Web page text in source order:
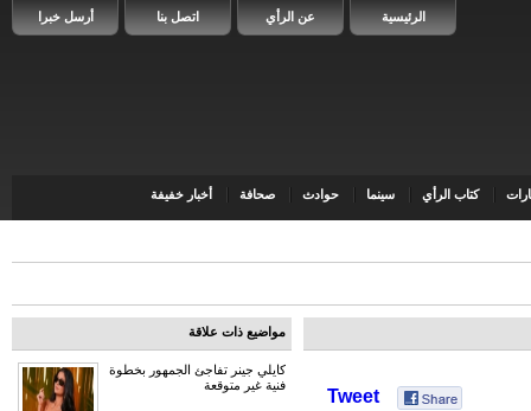
أرسل خبرا اتصل بنا عن الرأي الرئيسية
كتاب الرأي سينما حوادث صحافة أخبار خفيفة
Tweet
مواضيع ذات علاقة
كايلي جينر تفاجئ الجمهور بخطوة
فنية غير متوقعة